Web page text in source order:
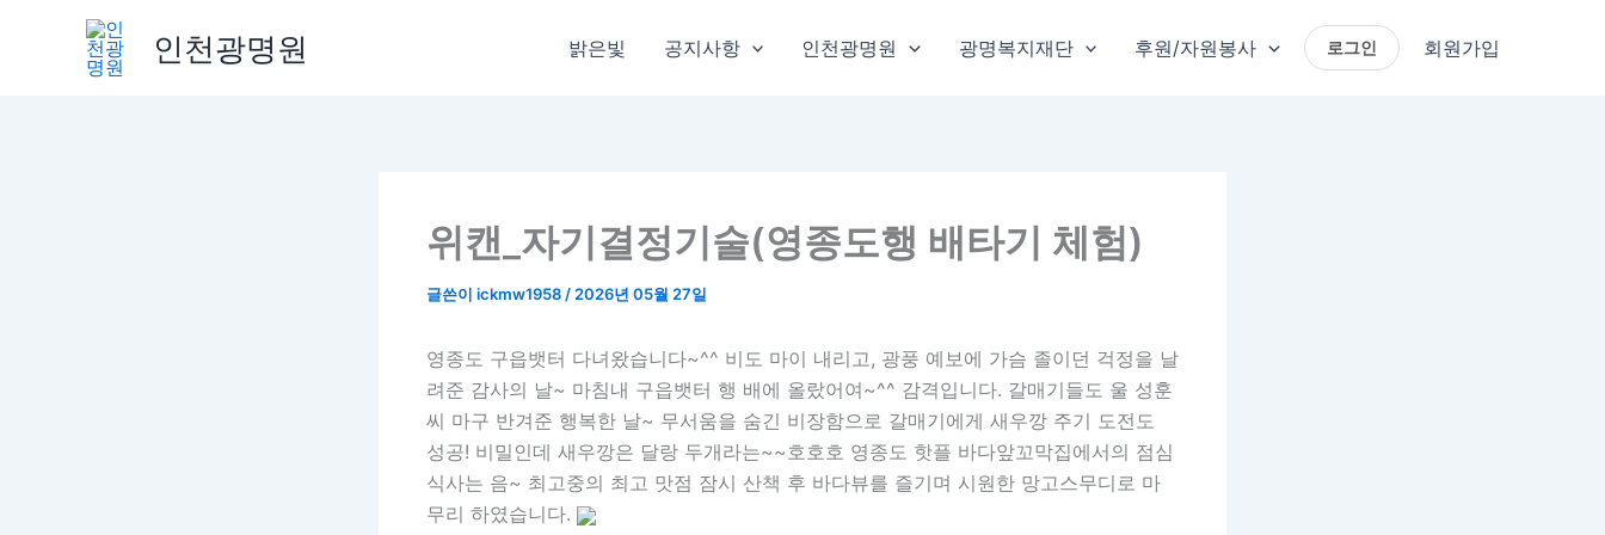
인천광명원 밝은빛 공지사항 인천광명원 광명복지재단 후원/자원봉사 로그인 회원가입
위캔_자기결정기술(영종도행 배타기 체험)
글쓴이 ickmw1958 / 2026년 05월 27일
영종도 구읍뱃터 다녀왔습니다~^^ 비도 마이 내리고, 광풍 예보에 가슴 졸이던 걱정을 날
려준 감사의 날~ 마침내 구읍뱃터 행 배에 올랐어여~^^ 감격입니다. 갈매기들도 울 성훈
씨 마구 반겨준 행복한 날~ 무서움을 숨긴 비장함으로 갈매기에게 새우깡 주기 도전도
성공! 비밀인데 새우깡은 달랑 두개라는~~호호호 영종도 핫플 바다앞꼬막집에서의 점심
식사는 음~ 최고중의 최고 맛점 잠시 산책 후 바다뷰를 즐기며 시원한 망고스무디로 마
무리 하였습니다.